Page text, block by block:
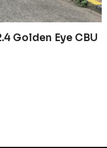
Golden Eye CBU